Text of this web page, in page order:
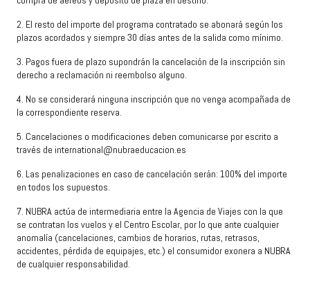
2. El resto del importe del programa contratado se abonará según los
plazos acordados y siempre 30 días antes de la salida como mínimo.
3. Pagos fuera de plazo supondrán la cancelación de la inscripción sin
derecho a reclamación ni reembolso alguno.
4. No se considerará ninguna inscripción que no venga acompañada de
la correspondiente reserva.
5. Cancelaciones o modificaciones deben comunicarse por escrito a
través de international@nubraeducacion.es
6. Las penalizaciones en caso de cancelación serán: 100% del importe
en todos los supuestos.
7. NUBRA actúa de intermediaria entre la Agencia de Viajes con la que
se contratan los vuelos y el Centro Escolar, por lo que ante cualquier
anomalía (cancelaciones, cambios de horarios, rutas, retrasos,
accidentes, pérdida de equipajes, etc.) el consumidor exonera a NUBRA
de cualquier responsabilidad.